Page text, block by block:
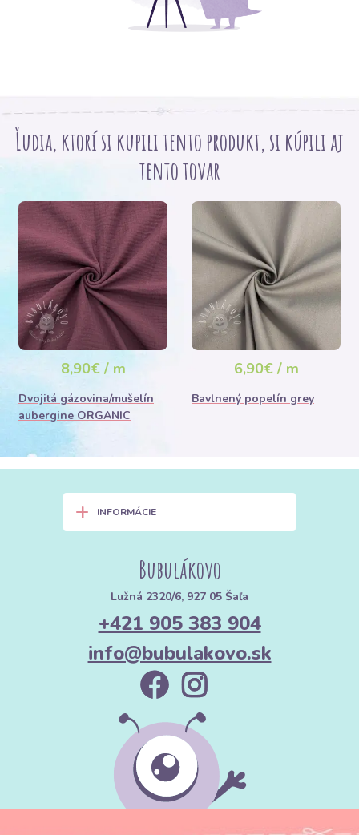
Ľudia, ktorí si kupili tento produkt, si kúpili aj
tento tovar
8,90€ / m
Dvojitá gázovina/mušelín
aubergine ORGANIC
6,90€ / m
Bavlnený popelín grey
+ INFORMÁCIE
Bubulákovo
Lužná 2320/6, 927 05 Šaľa
+421 905 383 904
info@bubulakovo.sk